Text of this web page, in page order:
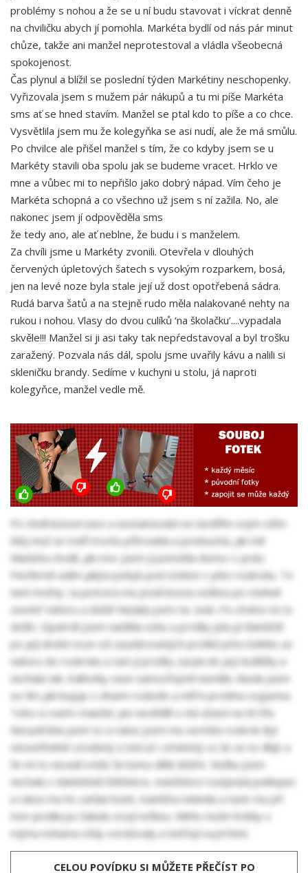
problémy s nohou a že se u ní budu stavovat i víckrat denně
na chviličku abych jí pomohla. Markéta bydlí od nás pár minut
chůze, takže ani manžel neprotestoval a vládla všeobecná
spokojenost.
Čas plynul a blížil se poslední týden Markétiny neschopenky.
Vyřizovala jsem s mužem pár nákupů a tu mi píše Markéta
sms ať se hned stavím. Manžel se ptal kdo to píše a co chce.
Vysvětlila jsem mu že kolegyňka se asi nudí, ale že má smůlu.
Po chvilce ale přišel manžel s tím, že co kdyby jsem se u
Markéty stavili oba spolu jak se budeme vracet. Hrklo ve
mne a vůbec mi to nepřišlo jako dobrý nápad. Vím čeho je
Markéta schopná a co všechno už jsem s ní zažila. No, ale
nakonec jsem jí odpověděla sms
že tedy ano, ale ať neblne, že budu i s manželem.
Za chvíli jsme u Markéty zvonili. Otevřela v dlouhých
červených úpletových šatech s vysokým rozparkem, bosá,
jen na levé noze byla stale její už dost opotřebená sádra.
Rudá barva šatů a na stejně rudo měla nalakované nehty na
rukou i nohou. Vlasy do dvou culíků ‘na školačku’....vypadala
skvěle!!! Manžel si ji asi taky tak nepŕedstavoval a byl trošku
zaražený. Pozvala nás dál, spolu jsme uvařily kávu a nalili si
skleničku brandy. Sedíme v kuchyni u stolu, já naproti
kolegyňce, manžel vedle mě.
Po chvíli konverzace a seznamování se nevěřím svým očím.
Můj muž se tváří trochu přitroubla a poslouchá, jak mě
Markéta chválí, jak moc jsem jí pomohla doma i v práci.
Periferně vidím jakýsi pohyb pod stolem v jeho rozkroku. To
není možný...ta potvora mu jezdí bosou nožkou po stehně
zevnitŕ nahoru a dolů!! Nedala jsem nic znát. Po chvilce mi to
došlo. Opatrně jsem natáhla nohu a prstíky jela já Markétě
po její druhé noze od zasádrovaných prstíků pŕes kolínko az
nahoru do rozkroku a tam jí prstíky zaryla do její mušličky a
nechala tak. Kalhotky zase samozřejmě neměla. Bavila jsem
se tím jak bojuje s vlnami rozkoše a míří k prvnímu orgasmu.
Toho si vsiml i manžel, jen nevěděl o mé účasti na té hře.
Nevydržela jsem to a rukou jsem mu sevřela rozkrok Byl
neuveřitelně vzrušený a ted už i zmatený co že se to děje a
že mi to nevadí a kdo že komu dělá dobře. Nožku jsem
nechala v Markétině štěrbince, manželovi rozepnula poklopec
a rukou mu ho začala honit, markéta nelenila a navíc mu při
tom jezdila po žaludu svojí nožkou. Mého muže hrátky s
mýma nohama vždy vzrušovaly a teď byl uvytržení.
CELOU POVÍDKU SI MŮŽETE PŘEČÍST PO